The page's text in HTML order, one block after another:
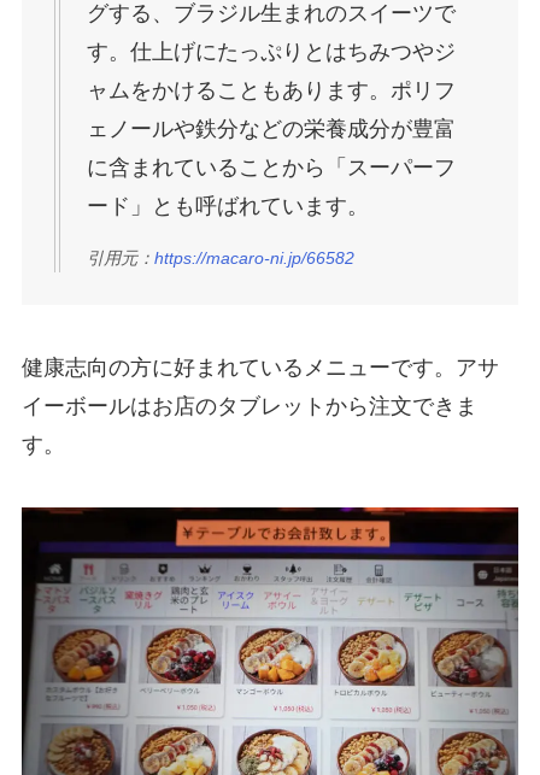
グする、ブラジル生まれのスイーツで
す。仕上げにたっぷりとはちみつやジ
ャムをかけることもあります。ポリフ
ェノールや鉄分などの栄養成分が豊富
に含まれていることから「スーパーフ
ード」とも呼ばれています。
引用元： https://macaro-ni.jp/66582
健康志向の方に好まれているメニューです。アサ
イーボールはお店のタブレットから注文できま
す。